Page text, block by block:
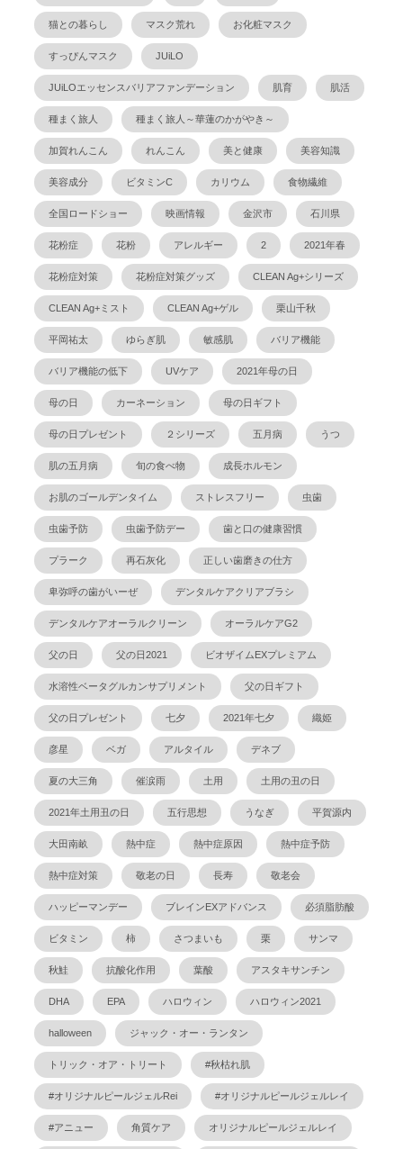
猫との暮らし マスク荒れ お化粧マスク
すっぴんマスク JUiLO
JUiLOエッセンスバリアファンデーション 肌育 肌活
種まく旅人 種まく旅人～華蓮のかがやき～
加賀れんこん れんこん 美と健康 美容知識
美容成分 ビタミンC カリウム 食物繊維
全国ロードショー 映画情報 金沢市 石川県
花粉症 花粉 アレルギー 2 2021年春
花粉症対策 花粉症対策グッズ CLEAN Ag+シリーズ
CLEAN Ag+ミスト CLEAN Ag+ゲル 栗山千秋
平岡祐太 ゆらぎ肌 敏感肌 バリア機能
バリア機能の低下 UVケア 2021年母の日
母の日 カーネーション 母の日ギフト
母の日プレゼント ２シリーズ 五月病 うつ
肌の五月病 旬の食べ物 成長ホルモン
お肌のゴールデンタイム ストレスフリー 虫歯
虫歯予防 虫歯予防デー 歯と口の健康習慣
プラーク 再石灰化 正しい歯磨きの仕方
卑弥呼の歯がいーぜ デンタルケアクリアブラシ
デンタルケアオーラルクリーン オーラルケアG2
父の日 父の日2021 ビオザイムEXプレミアム
水溶性ベータグルカンサプリメント 父の日ギフト
父の日プレゼント 七夕 2021年七夕 織姫
彦星 ベガ アルタイル デネブ
夏の大三角 催涙雨 土用 土用の丑の日
2021年土用丑の日 五行思想 うなぎ 平賀源内
大田南畝 熱中症 熱中症原因 熱中症予防
熱中症対策 敬老の日 長寿 敬老会
ハッピーマンデー ブレインEXアドバンス 必須脂肪酸
ビタミン 柿 さつまいも 栗 サンマ
秋鮭 抗酸化作用 葉酸 アスタキサンチン
DHA EPA ハロウィン ハロウィン2021
halloween ジャック・オー・ランタン
トリック・オア・トリート #秋枯れ肌
#オリジナルピールジェルRei #オリジナルピールジェルレイ
#アニュー 角質ケア オリジナルピールジェルレイ